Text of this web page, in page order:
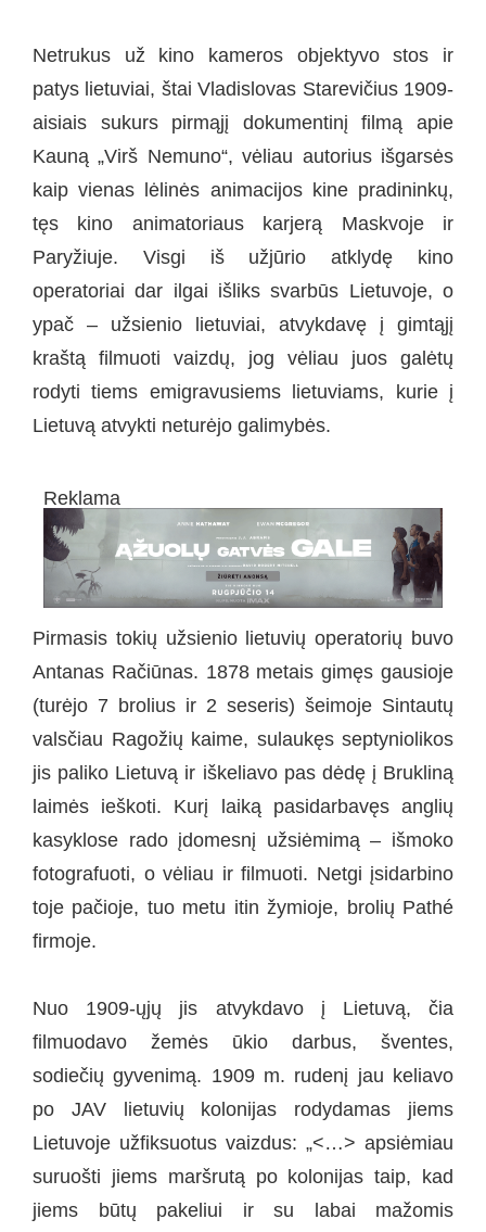
Netrukus už kino kameros objektyvo stos ir
patys lietuviai, štai Vladislovas Starevičius 1909-
aisiais sukurs pirmąjį dokumentinį filmą apie
Kauną „Virš Nemuno“, vėliau autorius išgarsės
kaip vienas lėlinės animacijos kine pradininkų,
tęs kino animatoriaus karjerą Maskvoje ir
Paryžiuje. Visgi iš užjūrio atklydę kino
operatoriai dar ilgai išliks svarbūs Lietuvoje, o
ypač – užsienio lietuviai, atvykdavę į gimtąjį
kraštą filmuoti vaizdų, jog vėliau juos galėtų
rodyti tiems emigravusiems lietuviams, kurie į
Lietuvą atvykti neturėjo galimybės.
Reklama
Pirmasis tokių užsienio lietuvių operatorių buvo
Antanas Račiūnas. 1878 metais gimęs gausioje
(turėjo 7 brolius ir 2 seseris) šeimoje Sintautų
valsčiau Ragožių kaime, sulaukęs septyniolikos
jis paliko Lietuvą ir iškeliavo pas dėdę į Brukliną
laimės ieškoti. Kurį laiką pasidarbavęs anglių
kasyklose rado įdomesnį užsiėmimą – išmoko
fotografuoti, o vėliau ir filmuoti. Netgi įsidarbino
toje pačioje, tuo metu itin žymioje, brolių Pathé
firmoje.
Nuo 1909-ųjų jis atvykdavo į Lietuvą, čia
filmuodavo žemės ūkio darbus, šventes,
sodiečių gyvenimą. 1909 m. rudenį jau keliavo
po JAV lietuvių kolonijas rodydamas jiems
Lietuvoje užfiksuotus vaizdus: „<…> apsiėmiau
suruošti jiems maršrutą po kolonijas taip, kad
jiems būtų pakeliui ir su labai mažomis